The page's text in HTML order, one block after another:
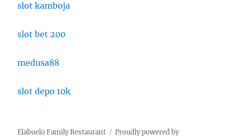
slot kamboja
slot bet 200
medusa88
slot depo 10k
Elabuelo Family Restaurant Proudly powered by